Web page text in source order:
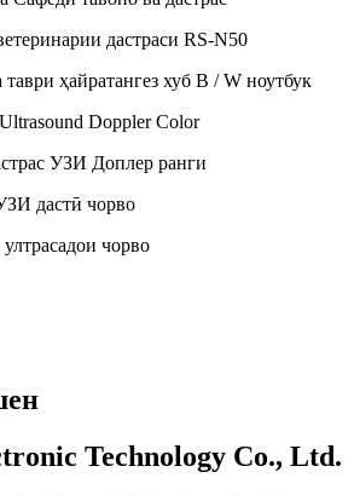
дастраси RS-N50
ҳайратангез хуб B / W ноутбук
Doppler Color
УЗИ Доплер ранги
дастӣ чорво
чорво
Technology Co., Ltd.